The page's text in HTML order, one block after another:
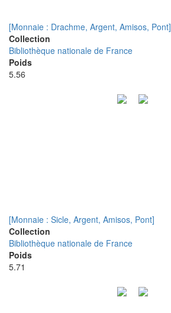
[Monnaie : Drachme, Argent, Amisos, Pont]
Collection
Bibliothèque nationale de France
Poids
5.56
[Monnaie : Sicle, Argent, Amisos, Pont]
Collection
Bibliothèque nationale de France
Poids
5.71